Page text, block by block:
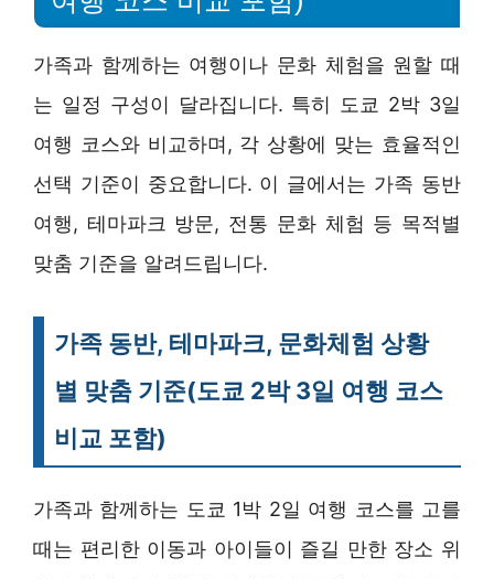
가족과 함께하는 여행이나 문화 체험을 원할 때
는 일정 구성이 달라집니다. 특히 도쿄 2박 3일
여행 코스와 비교하며, 각 상황에 맞는 효율적인
선택 기준이 중요합니다. 이 글에서는 가족 동반
여행, 테마파크 방문, 전통 문화 체험 등 목적별
맞춤 기준을 알려드립니다.
가족 동반, 테마파크, 문화체험 상황
별 맞춤 기준(도쿄 2박 3일 여행 코스
비교 포함)
가족과 함께하는 도쿄 1박 2일 여행 코스를 고를
때는 편리한 이동과 아이들이 즐길 만한 장소 위